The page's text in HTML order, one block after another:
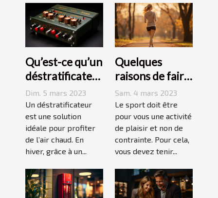
Qu’est-ce qu’un
déstratificateur
?
Dim. 5 mars 2023
Un déstratificateur
est une solution
idéale pour profiter
de l’air chaud. En
hiver, grâce à un...
Quelques
raisons de faire
du sport
Sam. 4 mars 2023
Le sport doit être
pour vous une activité
de plaisir et non de
contrainte. Pour cela,
vous devez tenir...